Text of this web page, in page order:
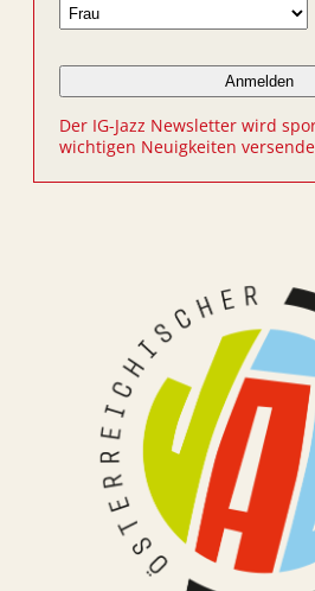
Der IG-Jazz Newsletter wird
wichtigen Neuigkeiten